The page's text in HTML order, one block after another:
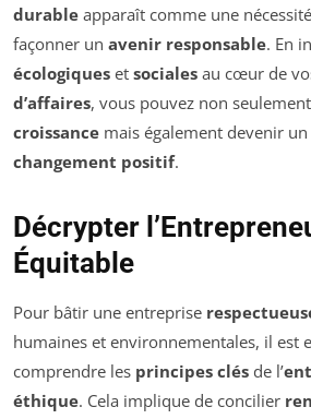
durable apparaît comme une
façonner un avenir responsable. En
écologiques et sociales au cœur de
d’affaires, vous pouvez non
croissance mais également devenir
changement positif.
Décrypter
Équitable
Pour bâtir une entreprise
humaines et environnementales, il est
comprendre les principes clés de l’
éthique. Cela implique de concilier